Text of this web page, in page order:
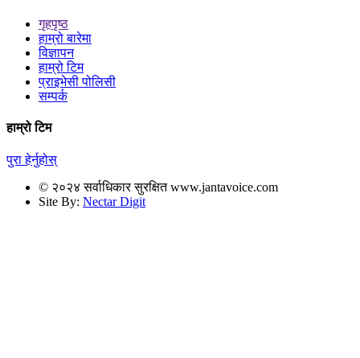
गृहपृष्ठ
हाम्रो बारेमा
विज्ञापन
हाम्रो टिम
प्राइभेसी पोलिसी
सम्पर्क
हाम्रो टिम
पुरा हेर्नुहोस्
© २०२४ सर्वाधिकार सुरक्षित www.jantavoice.com
Site By: Nectar Digit